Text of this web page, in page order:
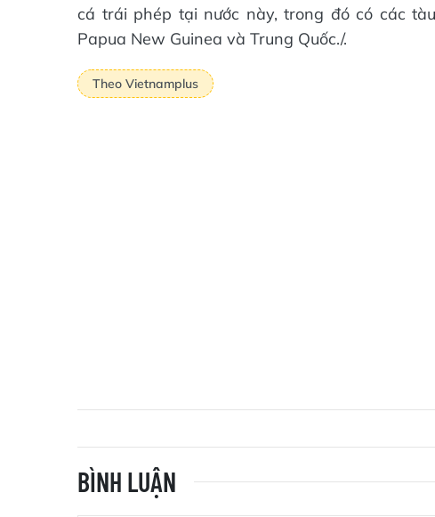
cá trái phép tại nước này, trong đó có các
Papua New Guinea và Trung Quốc./.
Theo Vietnamplus
BÌNH LUẬN